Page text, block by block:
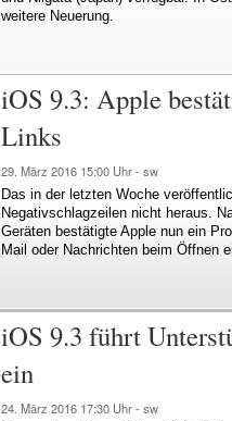
weitere Neuerung.
iOS 9.3: Apple
Links
29. März 2016 15:00 Uhr - sw
Das in der letzten Woche
Negativschlagzeilen nicht heraus.
Geräten bestätigte Apple nun ein
Mail oder Nachrichten beim Öffnen
iOS 9.3 führt
ein
24. März 2016 17:30 Uhr - sw